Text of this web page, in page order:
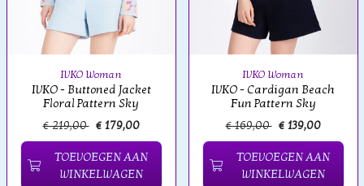
IVKO Woman
IVKO - Buttoned Jacket
Floral Pattern Sky
€ 219,00 € 179,00
TOEVOEGEN AAN
WINKELWAGEN
IVKO Woman
IVKO - Cardigan Beach
Fun Pattern Sky
€ 169,00 € 139,00
TOEVOEGEN AAN
WINKELWAGEN